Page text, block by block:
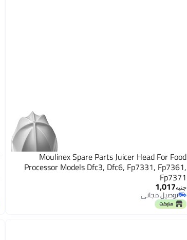
Moulinex Spare Parts Juicer Head For Food
Processor Models Dfc3, Dfc6, Fp7331, Fp7361,
Fp7371
جنيه1,017
توصيل مجاني
توصيل مجاني